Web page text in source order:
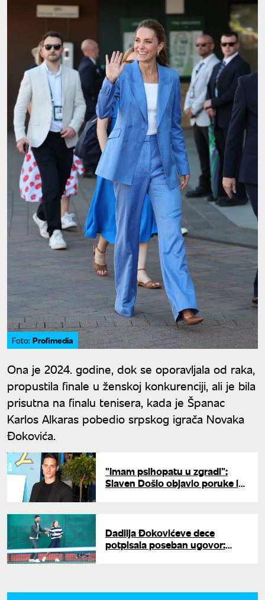
Foto: Profimedia
Ona je 2024. godine, dok se oporavljala od raka,
propustila finale u ženskoj konkurenciji, ali je bila
prisutna na finalu tenisera, kada je Španac
Karlos Alkaras pobedio srpskog igrača Novaka
Đokovića.
"Imam psihopatu u zgradi":
Slaven Došlo objavio poruke i
Dadilja Đokovićeve dece
potpisala poseban ugovor: